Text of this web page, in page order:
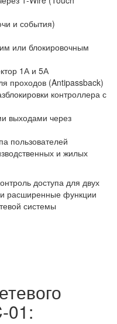
и события)
или блокировочным
1А и 5А
проходов (Antipassback)
контроллера с
выходами через
пользователей
и жилых
доступа для двух
расширенные функции
системы
01: